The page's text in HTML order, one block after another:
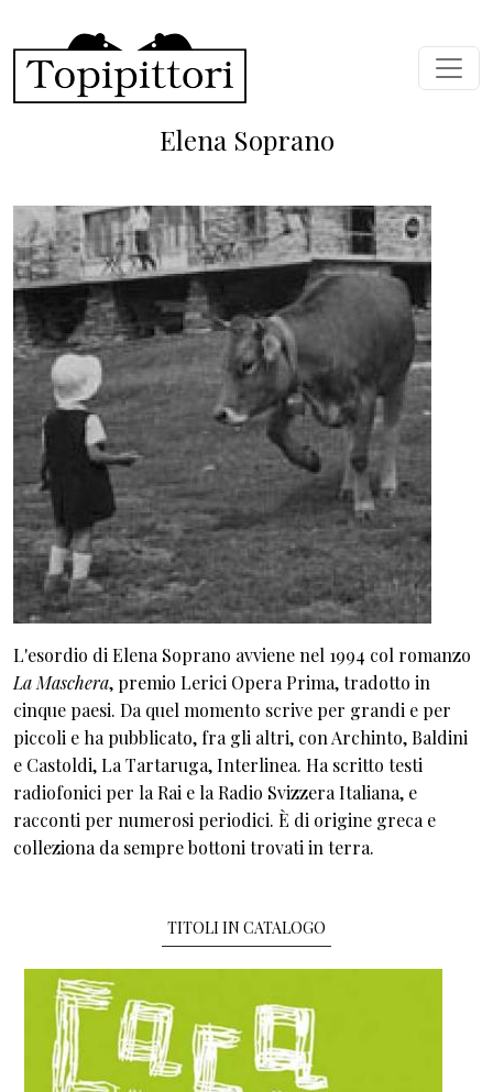
Elena Soprano
L'esordio di Elena Soprano avviene nel 1994 col romanzo
La Maschera, premio Lerici Opera Prima, tradotto in
cinque paesi. Da quel momento scrive per grandi e per
piccoli e ha pubblicato, fra gli altri, con Archinto, Baldini
e Castoldi, La Tartaruga, Interlinea. Ha scritto testi
radiofonici per la Rai e la Radio Svizzera Italiana, e
racconti per numerosi periodici. È di origine greca e
colleziona da sempre bottoni trovati in terra.
TITOLI IN CATALOGO